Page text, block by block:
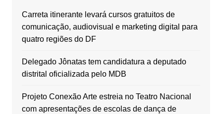
Carreta itinerante levará cursos gratuitos de
comunicação, audiovisual e marketing digital para
quatro regiões do DF
Delegado Jônatas tem candidatura a deputado
distrital oficializada pelo MDB
Projeto Conexão Arte estreia no Teatro Nacional
com apresentações de escolas de dança de